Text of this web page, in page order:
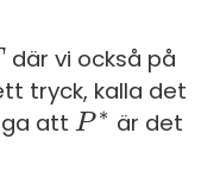
där vi också på
tryck, kalla det
att P ∗
P*
är det
språk